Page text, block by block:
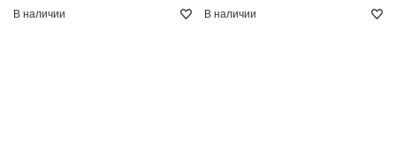
В наличии В наличии